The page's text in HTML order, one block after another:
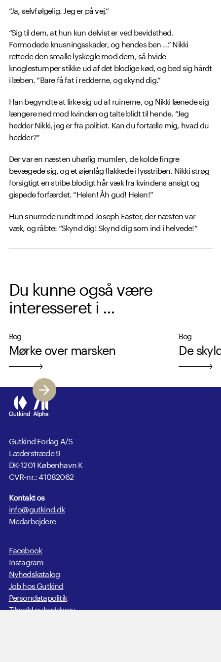
“Ja, selvfølgelig. Jeg er på vej.”
“Sig til dem, at hun kun delvist er ved bevidsthed.
Formodede knusningsskader, og hendes ben …” Nikki
rettede den smalle lyskegle mod dem, så hvide
knoglestumper stikke ud af det blodige kød, og bed sig hårdt
i læben. “Bare få fat i redderne, og skynd dig.”
Han begyndte at lirke sig ud af ruinerne, og Nikki lænede sig
længere ned mod kvinden og talte blidt til hende. “Jeg
hedder Nikki, jeg er fra politiet. Kan du fortælle mig, hvad du
hedder?”
Der var en næsten uhørlig mumlen, de kolde fingre
bevægede sig, og et øjenlåg flakkede i lysstriben. Nikki strøg
forsigtigt en stribe blodigt hår væk fra kvindens ansigt og
gispede forfærdet. “Helen! Åh gud! Helen!”
Hun snurrede rundt mod Joseph Easter, der næsten var
væk, og råbte: “Skynd dig! Skynd dig som ind i helvede!”
Du kunne også være
interesseret i ...
Bog
Mørke over marsken
Bog
De
Gutkind Forlag A/S
Læderstræde 9
DK-1201 København K
CVR-nr.: 41082062
Kontakt os
info@gutkind.dk
Medarbejdere
Facebook
Instagram
Nyhedskatalog
Job hos Gutkind
Persondatapolitik
Tilmeld nyhedsbrev